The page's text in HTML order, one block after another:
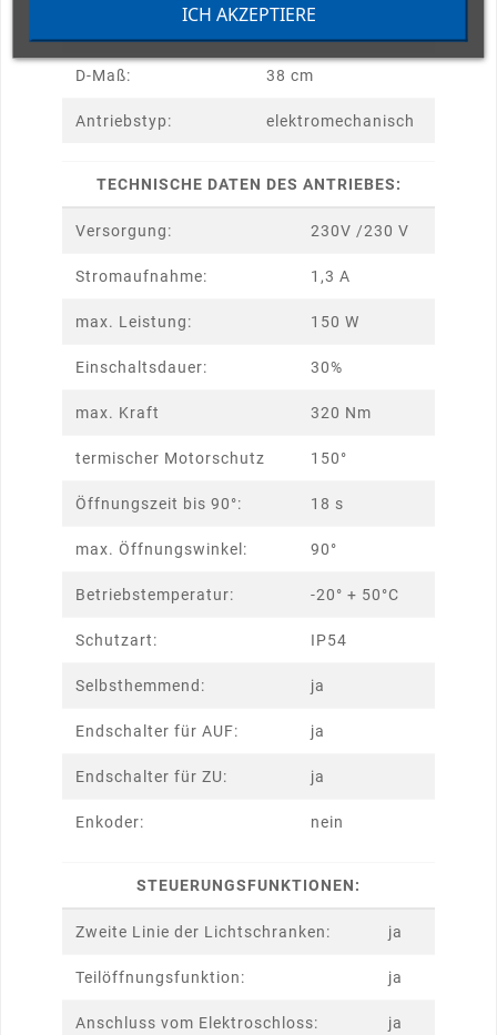
D-Maß: 38 cm
Antriebstyp: elektromechanisch
TECHNISCHE DATEN DES ANTRIEBES:
Versorgung: 230V /230 V
Stromaufnahme: 1,3 A
max. Leistung: 150 W
Einschaltsdauer: 30%
max. Kraft 320 Nm
termischer Motorschutz 150°
Öffnungszeit bis 90°: 18 s
max. Öffnungswinkel: 90°
Betriebstemperatur: -20° + 50°C
Schutzart: IP54
Selbsthemmend: ja
Endschalter für AUF: ja
Endschalter für ZU: ja
Enkoder: nein
STEUERUNGSFUNKTIONEN:
Zweite Linie der Lichtschranken: ja
Teilöffnungsfunktion: ja
Anschluss vom Elektroschloss: ja
ICH AKZEPTIERE